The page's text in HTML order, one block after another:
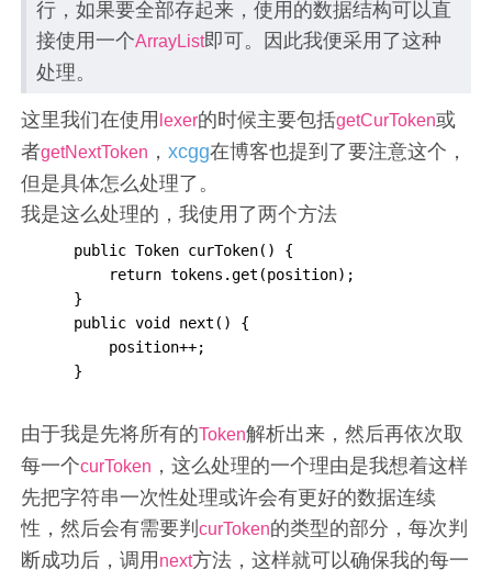
行，如果要全部存起来，使用的数据结构可以直
接使用一个ArrayList即可。因此我便采用了这种
处理。
这里我们在使用 lexer的时候主要包括getCurToken或
者getNextToken ，xcgg在博客也提到了要注意这个，
但是具体怎么处理了。
我是这么处理的，我使用了两个方法
public Token curToken() {
return tokens.get(position);
}
public void next() {
position++;
}
由于我是先将所有的Token解析出来，然后再依次取
每一个curToken ，这么处理的一个理由是我想着这样
先把字符串一次性处理或许会有更好的数据连续
性，然后会有需要判curToken的类型的部分，每次判
断成功后，调用 next方法，这样就可以确保我的每一